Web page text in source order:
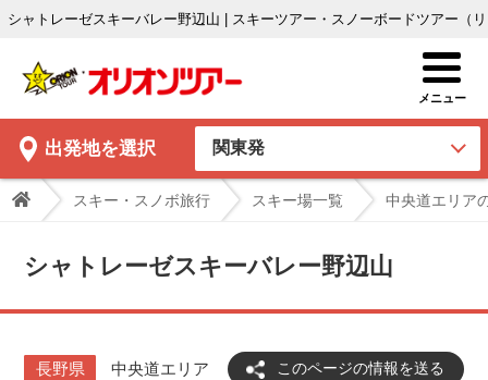
シャトレーゼスキーバレー野辺山 | スキーツアー・スノーボードツアー（
出発地を選択
スキー・スノボ旅行 スキー場一覧 中央道エリア
シャトレーゼスキーバレー野辺山
長野県 中央道エリア このページの情報を送る